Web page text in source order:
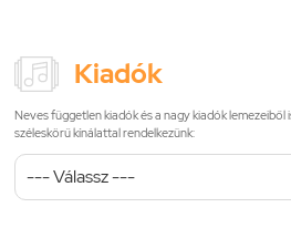
Kiadók
Neves független kiadók és a nagy kiadók lemezeiből
széleskörű kínálattal rendelkezünk: